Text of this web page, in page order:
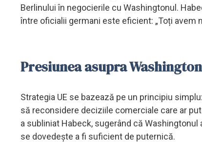
Berlinului în negocierile cu Washingtonul.
între oficialii germani este eficient: „Toți avem
Presiunea asupra
Strategia UE se bazează pe un principiu
să reconsidere deciziile comerciale care ar
a subliniat Habeck, sugerând că
se dovedește a fi suficient de puternică.